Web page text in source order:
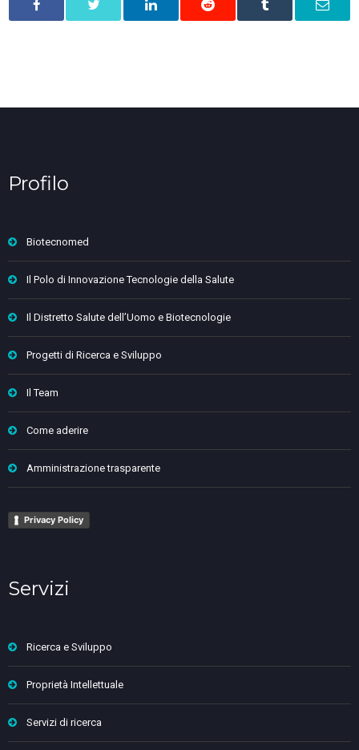
Profilo
Biotecnomed
Il Polo di Innovazione Tecnologie della Salute
Il Distretto Salute dell’Uomo e Biotecnologie
Progetti di Ricerca e Sviluppo
Il Team
Come aderire
Amministrazione trasparente
Privacy Policy
Servizi
Ricerca e Sviluppo
Proprietà Intellettuale
Servizi di ricerca